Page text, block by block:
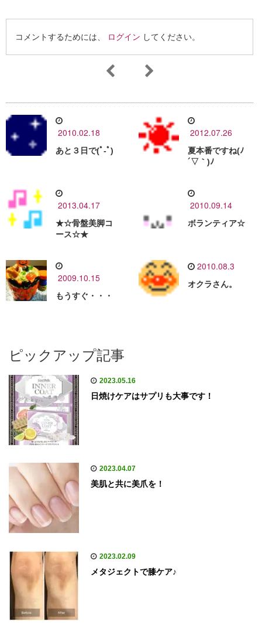
コメントするためには、 ログイン してください。
2010.02.18
あと３日で(ﾟ-ﾟ)
2012.07.26
夏本番ですね(ﾉ
´▽｀)ﾉ
2013.04.17
★☆骨盤美脚コ
ース☆★
2010.09.14
ボランティア☆
2009.10.15
もうすぐ・・・
2010.08.3
オクラさん。
ピックアップ記事
2023.05.16
日焼けケアはサプリも大事です！
2023.04.07
美肌と共に美爪を！
2023.02.09
メタジェクトで膝ケア♪